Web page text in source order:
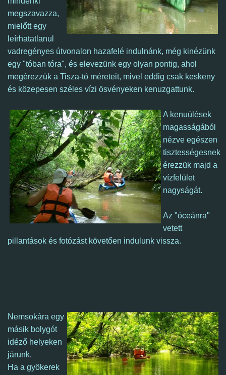
megszavazza,
mielőtt egy
leírhatatlanul
vadregényes útvonalon hazafelé indulnánk, még kinézünk
egy "tóban tóra", és elevezünk egy olyan pontig, ahol
megérezzük a Tisza-tó méreteit, mivel eddig csak keskeny
és közepesen széles vízi ösvényeken kenuzgattunk.
A kenuülések
magasságából
nézve egészen
tisztességesnek
érezzük majd a
vízfelület
nagyságát.
Az "óceánra"
vetett
pillantások és fotózást követően indulunk vissza.
Nemsokára egy
másik bolygót
idéző helyeken
járunk.
Ha a gyökerek